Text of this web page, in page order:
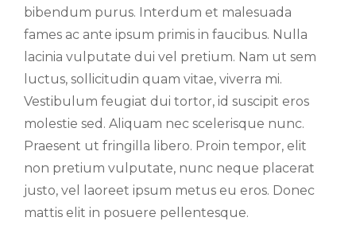
bibendum purus. Interdum et malesuada
fames ac ante ipsum primis in faucibus. Nulla
lacinia vulputate dui vel pretium. Nam ut sem
luctus, sollicitudin quam vitae, viverra mi.
Vestibulum feugiat dui tortor, id suscipit eros
molestie sed. Aliquam nec scelerisque nunc.
Praesent ut fringilla libero. Proin tempor, elit
non pretium vulputate, nunc neque placerat
justo, vel laoreet ipsum metus eu eros. Donec
mattis elit in posuere pellentesque.